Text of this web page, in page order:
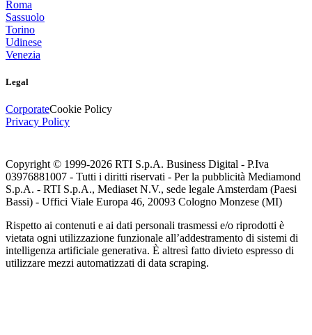
Roma
Sassuolo
Torino
Udinese
Venezia
Legal
CorporateCookie Policy
Privacy Policy
Copyright © 1999-2026 RTI S.p.A. Business Digital - P.Iva
03976881007 - Tutti i diritti riservati - Per la pubblicità Mediamond
S.p.A. - RTI S.p.A., Mediaset N.V., sede legale Amsterdam (Paesi
Bassi) - Uffici Viale Europa 46, 20093 Cologno Monzese (MI)
Rispetto ai contenuti e ai dati personali trasmessi e/o riprodotti è
vietata ogni utilizzazione funzionale all’addestramento di sistemi di
intelligenza artificiale generativa. È altresì fatto divieto espresso di
utilizzare mezzi automatizzati di data scraping.